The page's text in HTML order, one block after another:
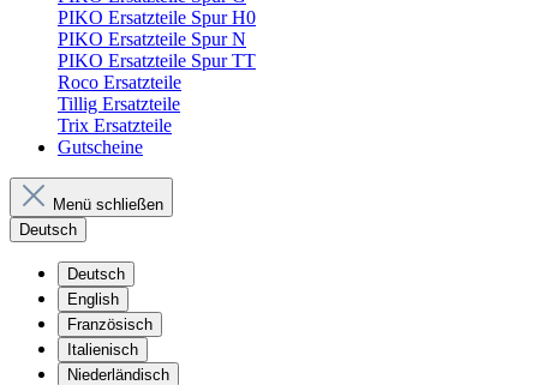
PIKO Ersatzteile Spur H0
PIKO Ersatzteile Spur N
PIKO Ersatzteile Spur TT
Roco Ersatzteile
Tillig Ersatzteile
Trix Ersatzteile
Gutscheine
Menü schließen
Deutsch
Deutsch
English
Französisch
Italienisch
Niederländisch